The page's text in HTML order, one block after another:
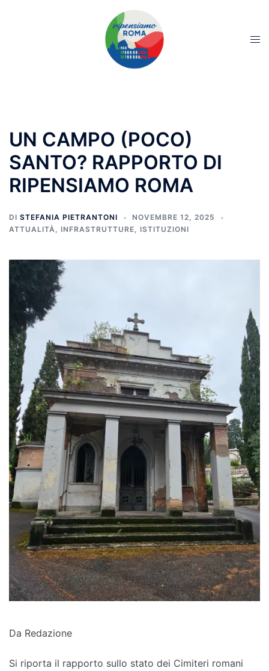
UN CAMPO (POCO)
SANTO? RAPPORTO DI
RIPENSIAMO ROMA
DI STEFANIA PIETRANTONI
NOVEMBRE 12, 2025
ATTUALITÀ, INFRASTRUTTURE, ISTITUZIONI
Da Redazione
Si riporta il rapporto sullo stato dei Cimiteri romani